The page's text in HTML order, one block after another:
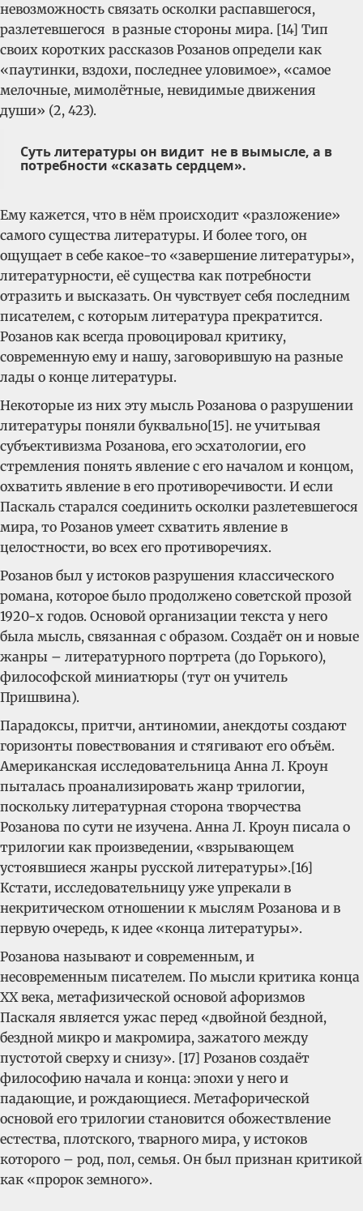
невозможность связать осколки распавшегося,
разлетевшегося в разные стороны мира. [14] Тип
своих коротких рассказов Розанов определи как
«паутинки, вздохи, последнее уловимое», «самое
мелочные, мимолётные, невидимые движения
души» (2, 423).
Суть литературы он видит не в вымысле, а в
потребности «сказать сердцем».
Ему кажется, что в нём происходит «разложение»
самого существа литературы. И более того, он
ощущает в себе какое-то «завершение литературы»,
литературности, её существа как потребности
отразить и высказать. Он чувствует себя последним
писателем, с которым литература прекратится.
Розанов как всегда провоцировал критику,
современную ему и нашу, заговорившую на разные
лады о конце литературы.
Некоторые из них эту мысль Розанова о разрушении
литературы поняли буквально[15]. не учитывая
субъективизма Розанова, его эсхатологии, его
стремления понять явление с его началом и концом,
охватить явление в его противоречивости. И если
Паскаль старался соединить осколки разлетевшегося
мира, то Розанов умеет схватить явление в
целостности, во всех его противоречиях.
Розанов был у истоков разрушения классического
романа, которое было продолжено советской прозой
1920-х годов. Основой организации текста у него
была мысль, связанная с образом. Создаёт он и новые
жанры – литературного портрета (до Горького),
философской миниатюры (тут он учитель
Пришвина).
Парадоксы, притчи, антиномии, анекдоты создают
горизонты повествования и стягивают его объём.
Американская исследовательница Анна Л. Кроун
пыталась проанализировать жанр трилогии,
поскольку литературная сторона творчества
Розанова по сути не изучена. Анна Л. Кроун писала о
трилогии как произведении, «взрывающем
устоявшиеся жанры русской литературы».[16]
Кстати, исследовательницу уже упрекали в
некритическом отношении к мыслям Розанова и в
первую очередь, к идее «конца литературы».
Розанова называют и современным, и
несовременным писателем. По мысли критика конца
ХХ века, метафизической основой афоризмов
Паскаля является ужас перед «двойной бездной,
бездной микро и макромира, зажатого между
пустотой сверху и снизу». [17] Розанов создаёт
философию начала и конца: эпохи у него и
падающие, и рождающиеся. Метафорической
основой его трилогии становится обожествление
естества, плотского, тварного мира, у истоков
которого – род, пол, семья. Он был признан критикой
как «пророк земного».